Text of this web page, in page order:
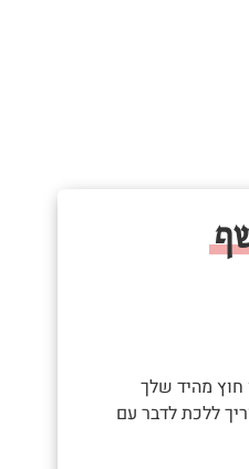
מהיד שלך
ללכת לדבר עם